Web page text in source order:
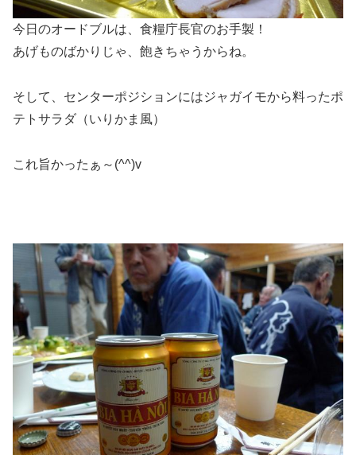
今日のオードブルは、食糧庁長官のお手製！
あげものばかりじゃ、飽きちゃうからね。
そして、センターポジションにはジャガイモから料ったポ
テトサラダ（いりかま風）
これ旨かったぁ～(^^)v